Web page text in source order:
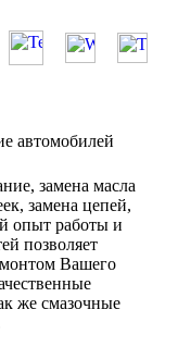
автомобилей
замена масла
замена цепей,
опыт работы и
позволяет
Вашего
же смазочные